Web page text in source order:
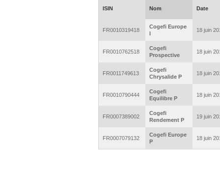
ISIN Nom Date
FR0010319418
Cogefi Europe
I
18 juin
FR0010762518
Cogefi
Prospective
18 juin
FR0011749613
Cogefi
Chrysalide P
18 juin
FR0010790444
Cogefi
Equilibre P
18 juin
FR0007389002
Cogefi
Rendement P
19 juin
FR0007079132
Cogefi Europe
P
18 juin